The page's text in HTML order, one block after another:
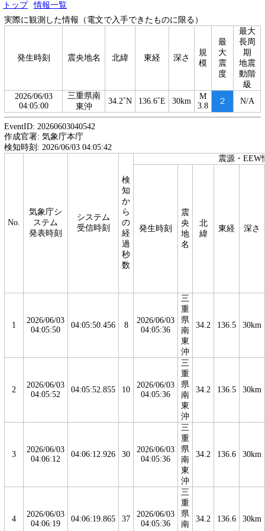
トップ
情報一覧
実際に観測した情報（電文で入手できたものに限る）
発生時刻 震央地名 北緯 東経 深さ
規
模
最
大
震
度
最大
長周
期
地震
動階
級
2026/06/03
04:05:00
三重県南
東沖
34.2˚N 136.6˚E 30km
M
3.8
２ N/A
EventID: 20260603040542
作成官署: 気象庁本庁
検知時刻: 2026/06/03 04:05:42
No.
気象庁シ
ステム
発表時刻
システム
受信時刻
検
知
か
ら
の
経
過
秒
数
震源・EEW
発生時刻
震
央
地
名
北
緯
東経 深さ
1
2026/06/03
04:05:50
04:05:50.456 8
2026/06/03
04:05:36
三
重
県
南
東
沖
34.2 136.5 30km
2
2026/06/03
04:05:52
04:05:52.855 10
2026/06/03
04:05:36
三
重
県
南
東
沖
34.2 136.5 30km
3
2026/06/03
04:06:12
04:06:12.926 30
2026/06/03
04:05:36
三
重
県
南
東
沖
34.2 136.6 30km
4
2026/06/03
04:06:19
04:06:19.865 37
2026/06/03
04:05:36
三
重
県
南
34.2 136.6 30km